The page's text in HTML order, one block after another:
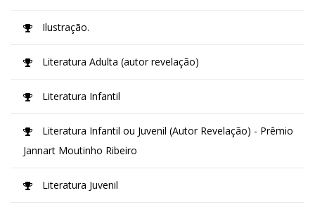
Ilustração.
Literatura Adulta (autor revelação)
Literatura Infantil
Literatura Infantil ou Juvenil (Autor Revelação) - Prêmio
Jannart Moutinho Ribeiro
Literatura Juvenil